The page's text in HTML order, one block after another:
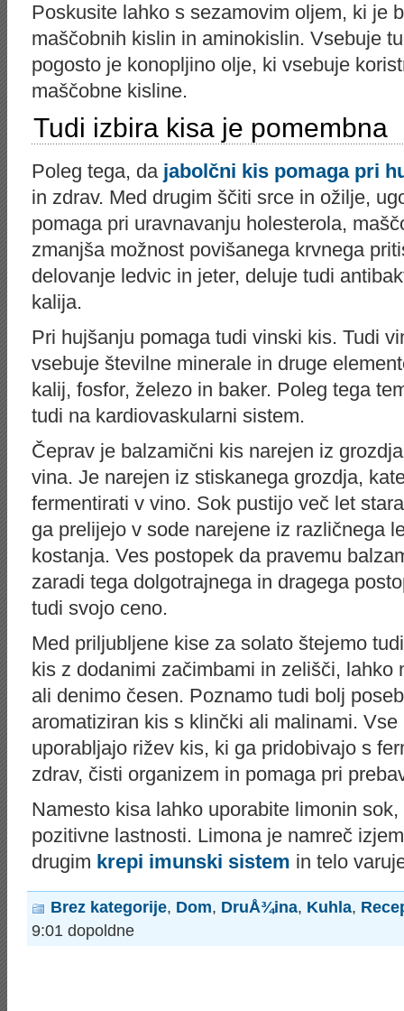
Poskusite lahko s sezamovim oljem, ki je
maščobnih kislin in aminokislin. Vsebuje
pogosto je konopljino olje, ki vsebuje
maščobne kisline.
Tudi izbira kisa je pomembna
Poleg tega, da jabolčni kis pomaga pri
in zdrav. Med drugim ščiti srce in ožilje,
pomaga pri uravnavanju holesterola,
zmanjša možnost povišanega krvnega
delovanje ledvic in jeter, deluje tudi
kalija.
Pri hujšanju pomaga tudi vinski kis. Tudi
vsebuje številne minerale in druge
kalij, fosfor, železo in baker. Poleg tega
tudi na kardiovaskularni sistem.
Čeprav je balzamični kis narejen iz
vina. Je narejen iz stiskanega grozdja,
fermentirati v vino. Sok pustijo več let
ga prelijejo v sode narejene iz različnega
kostanja. Ves postopek da pravemu
zaradi tega dolgotrajnega in dragega
tudi svojo ceno.
Med priljubljene kise za solato štejemo
kis z dodanimi začimbami in zelišči, lahko
ali denimo česen. Poznamo tudi bolj
aromatiziran kis s klinčki ali malinami.
uporabljajo rižev kis, ki ga pridobivajo s
zdrav, čisti organizem in pomaga pri
Namesto kisa lahko uporabite limonin
pozitivne lastnosti. Limona je namreč
drugim krepi imunski sistem in telo
Brez kategorije, Dom, DruÅ¾ina, Kuhla,
9:01 dopoldne